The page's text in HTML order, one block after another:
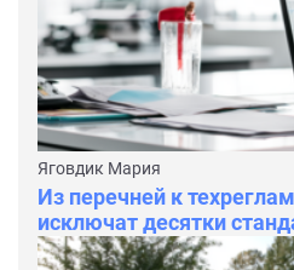
Яговдик Мария
Из перечней к
исключат десятки